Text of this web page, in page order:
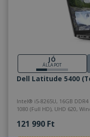
JÓ
ÁLLAPOT
Dell Latitude 5400
Intel® i5-8265U, 16GB DDR4 RAM, 256GB (M.2) SSD, 14" (35,5 cm), 1920 x
1080
121 990 Ft